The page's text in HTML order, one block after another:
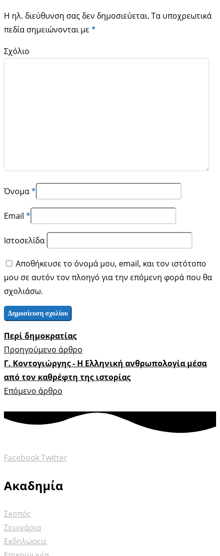
Η ηλ. διεύθυνση σας δεν δημοσιεύεται. Τα υποχρεωτικά
πεδία σημειώνονται με *
Σχόλιο
Όνομα*
Email *
Ιστοσελίδα
Αποθήκευσε το όνομά μου, email, και τον ιστότοπο
μου σε αυτόν τον πλοηγό για την επόμενη φορά που θα
σχολιάσω.
Περί δημοκρατίας
Προηγούμενο άρθρο
Γ. Κοντογιώργης - Η Ελληνική ανθρωπολογία μέσα
από τον καθρέφτη της ιστορίας
Επόμενο άρθρο
FacebookTwitter
Ακαδημία
Σκοπός
Σεμινάρια
Εκδηλώσεις